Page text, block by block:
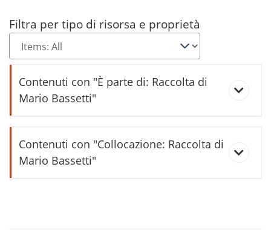
Filtra per tipo di risorsa e proprietà
Contenuti con "È parte di: Raccolta di
Mario Bassetti"
Contenuti con "Collocazione: Raccolta di
Mario Bassetti"